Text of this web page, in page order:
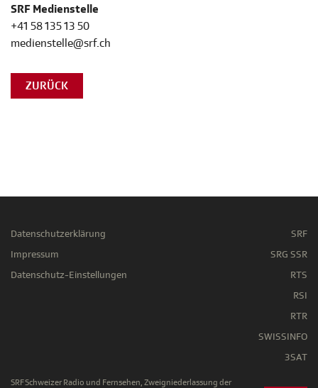
SRF Medienstelle
+41 58 135 13 50
medienstelle@srf.ch
ZURÜCK
Datenschutzerklärung
Impressum
Datenschutz-Einstellungen
SRF
SRG SSR
RTS
RSI
RTR
SWISSINFO
3SAT
SRF Schweizer Radio und Fernsehen, Zweigniederlassung der